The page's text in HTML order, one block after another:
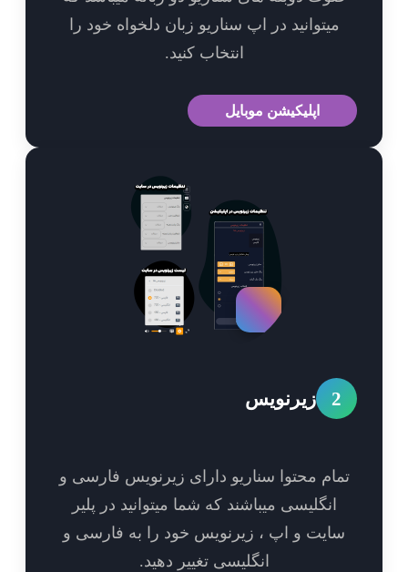
میتوانید در اپ سناریو زبان دلخواه خود را
انتخاب کنید.
اپلیکیشن موبایل
زیرنویس
محتوا سناریو دارای زیرنویس فارسی و
انگلیسی میباشند که شما میتوانید در پلیر
و اپ ، زیرنویس خود را به فارسی و
انگلیسی تغییر دهید.